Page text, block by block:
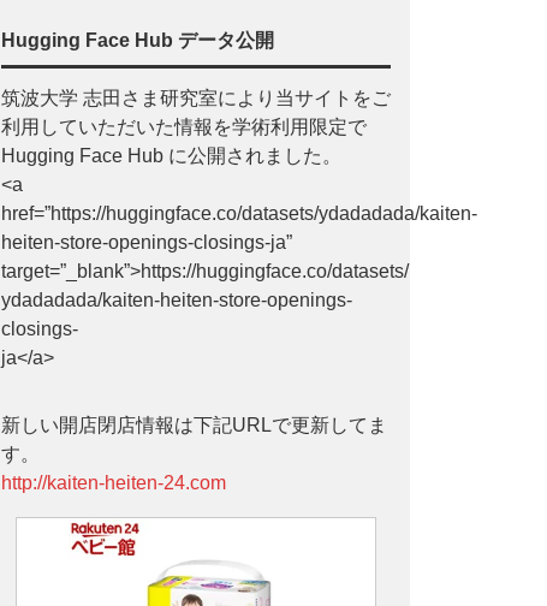
Hugging Face Hub データ公開
筑波大学 志田さま研究室により当サイトをご
利用していただいた情報を学術利用限定で
Hugging Face Hub に公開されました。
<a
href=”https://huggingface.co/datasets/ydadadada/kaiten-
heiten-store-openings-closings-ja”
target=”_blank”>https://huggingface.co/datasets/
ydadadada/kaiten-heiten-store-openings-
closings-
ja</a>
新しい開店閉店情報は下記URLで更新してま
す。
http://kaiten-heiten-24.com